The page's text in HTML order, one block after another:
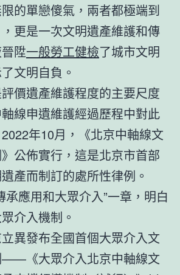
的單戀傻氣，兩者都極端到
更是一次文明遺產維護和傳
陞一般勞工健檢了城市文明
文明自負。
價遺產維護程度的主要尺度
線申遺維護經過歷程中對此
年10月，《北京中軸線文
公佈實行，這是北京市首部
產而制訂的處所性律例。
承應用和大眾介入”一章，明白
介入機制。
異發布全國首個大眾介入文
——《大眾介入北京中軸線文